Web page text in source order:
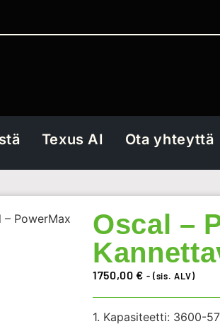
Texus AI Ota yhteyttä
– PowerMax
Oscal –
1750,00€ - (sis. ALV)
1. Kapasiteetti: 3600-